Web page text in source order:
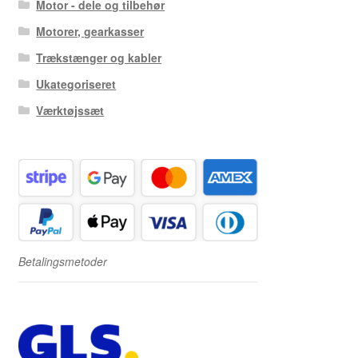
Motor - dele og tilbehør
Motorer, gearkasser
Trækstænger og kabler
Ukategoriseret
Værktøjssæt
Betalingsmetoder